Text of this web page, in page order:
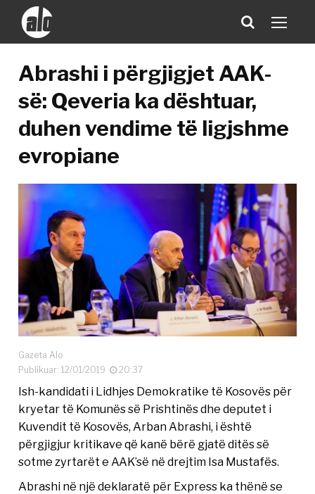
Abrashi i përgjigjet AAK-
së: Qeveria ka dështuar,
duhen vendime të ligjshme
evropiane
Gazeta Alo
Publikuar: 12/01/2019
20:37
Ish-kandidati i Lidhjes Demokratike të Kosovës për
kryetar të Komunës së Prishtinës dhe deputet i
Kuvendit të Kosovës, Arban Abrashi, i është
përgjigjur kritikave që kanë bërë gjatë ditës së
sotme zyrtarët e AAK’së në drejtim Isa Mustafës.
Abrashi në një deklaratë për Express ka thënë se